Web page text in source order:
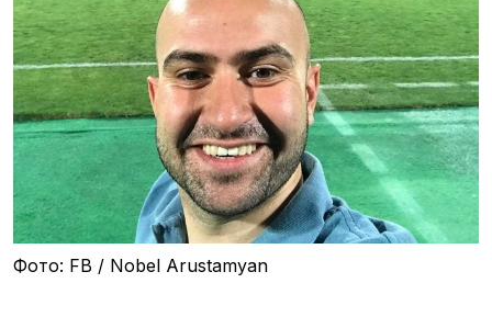
Фото: FB / Nobel Arustamyan